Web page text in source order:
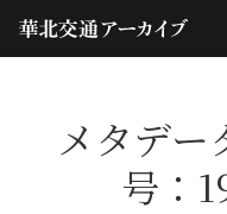
メタデー
号：